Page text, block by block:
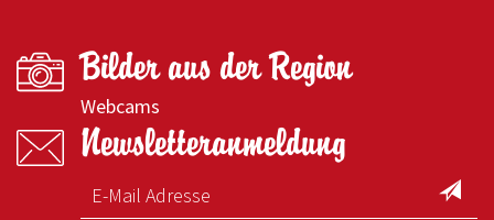
Bilder aus der Region
Webcams
Newsletteranmeldung